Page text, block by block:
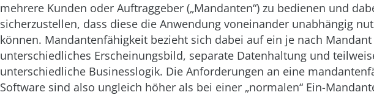
mehrere Kunden oder Auftraggeber („Mandanten“) zu bedienen und
sicherzustellen, dass diese die Anwendung voneinander unabhängig
können. Mandantenfähigkeit bezieht sich dabei auf ein je nach Mandant
unterschiedliches Erscheinungsbild, separate Datenhaltung und
unterschiedliche Businesslogik. Die Anforderungen an eine
Software sind also ungleich höher als bei einer „normalen“ Ein-